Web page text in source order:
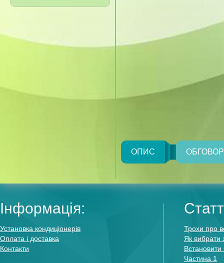
ОПИС
Інформація:
Установка кондиціонерів
Оплата і доставка
Контакти
Трохи про
Як вибрати
Встановити
Частина 1